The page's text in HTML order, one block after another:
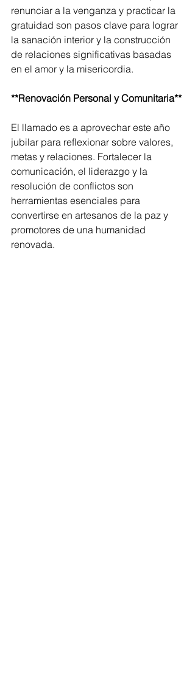
renunciar a la venganza y practicar la
gratuidad son pasos clave para lograr
la sanación interior y la construcción
de relaciones significativas basadas
en el amor y la misericordia.
**Renovación Personal y Comunitaria**
El llamado es a aprovechar este año
jubilar para reflexionar sobre valores,
metas y relaciones. Fortalecer la
comunicación, el liderazgo y la
resolución de conflictos son
herramientas esenciales para
convertirse en artesanos de la paz y
promotores de una humanidad
renovada.